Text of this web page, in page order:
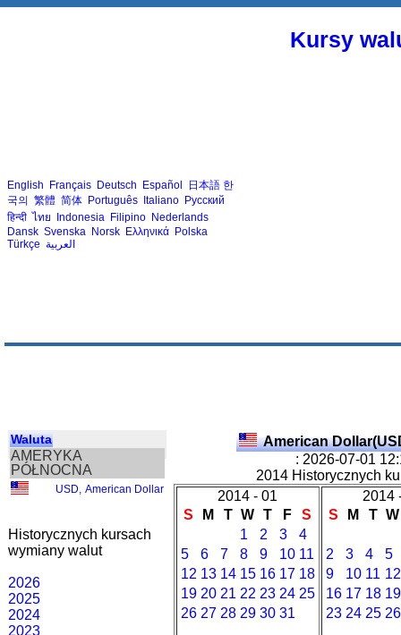
Kursy
English Français Deutsch Español 日本語 한
국의 繁體 简体 Português Italiano Русский
हिन्दी ไทย Indonesia Filipino Nederlands
Dansk Svenska Norsk Ελληνικά Polska
Türkçe العربية
Waluta
AMERYKA
PÓŁNOCNA
USD American Dollar
Historycznych kursach
wymiany walut
2026
2025
2024
2023
American
: 2026-07-01
2014 Historycznych
2014 - 01
S
M T W T F
S
1
2 3
4
5
6 7 8 9 10 11
12 13 14 15 16 17 18
19 20 21 22 23 24 25
26 27 28 29 30 31
2014
S
M T W
2 3 4
5
9
10 11 12
16 17 18 19
23 24 25 26